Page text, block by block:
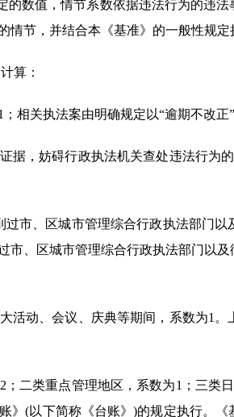
数值，情节系数依据违法行为的违
节，并结合本《基准》的一般性规定
算：
关执法案由明确规定以“逾期不改正”
，妨碍行政执法机关查处违法行为
、区城市管理综合行政执法部门以
市、区城市管理综合行政执法部门以
动、会议、庆典等期间，系数为1。
二类重点管理地区，系数为1；三类
》(以下简称《台账》)的规定执行。